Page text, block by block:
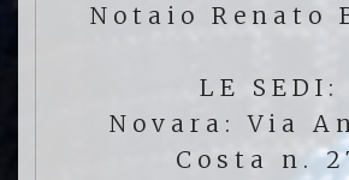
Notaio Renato
LE SEDI:
Novara: Via
Costa n.